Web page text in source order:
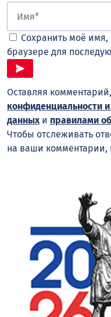
Сохранить моё имя,
браузере для
Оставляя
конфиденциальности
данныхи правилами
Чтобы отслеживать
на ваши комментарии,